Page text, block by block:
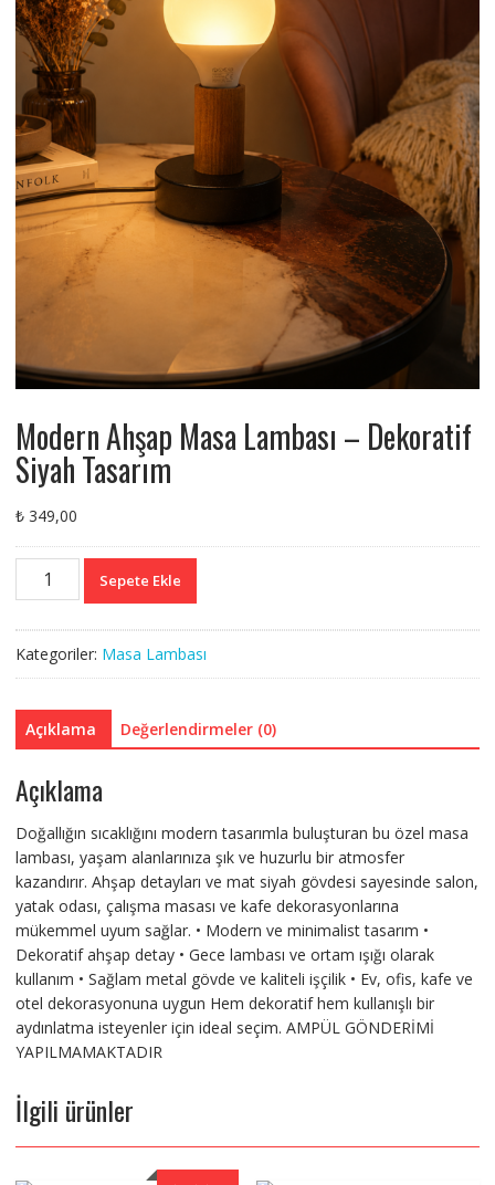
Modern Ahşap Masa Lambası – Dekoratif
Siyah Tasarım
₺349,00
Modern
Ahşap
–
Siyah
Tasarım
Sepete Ekle
Kategoriler: Masa Lambası
Açıklama Değerlendirmeler (0)
Açıklama
Doğallığın sıcaklığını modern tasarımla buluşturan bu özel masa
lambası, yaşam alanlarınıza şık ve huzurlu bir atmosfer
kazandırır. Ahşap detayları ve mat siyah gövdesi sayesinde salon,
yatak odası, çalışma masası ve kafe dekorasyonlarına
mükemmel uyum sağlar. • Modern ve minimalist tasarım •
Dekoratif ahşap detay • Gece lambası ve ortam ışığı olarak
kullanım • Sağlam metal gövde ve kaliteli işçilik • Ev, ofis, kafe ve
otel dekorasyonuna uygun Hem dekoratif hem kullanışlı bir
aydınlatma isteyenler için ideal seçim. AMPÜL GÖNDERİMİ
YAPILMAMAKTADIR
İlgili ürünler